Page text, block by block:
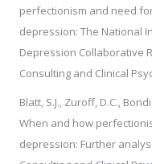
perfectionism and need
depression: The National
Depression Collaborative
Consulting and Clinical
Blatt, S.J., Zuroff, D.C.,
When and how
depression: Further